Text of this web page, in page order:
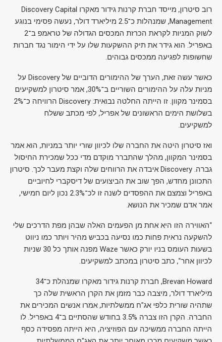
רוב סיטרון, מייסד חברת קרנות גידור מאקרו Discovery Capital
Management, שמנהלות כ־2.5 מיליארד דולר, נעשה פסימי בנוגע
לשוק המניות לקראת הכרזת המכסים הגדולה של טראמפ ב־2
באפריל. הוא גידר את תיק ההשקעות שלו על ידי הימור נגד חברות
שחשופות לפגיעה ממכסים גבוהים.
כאשר עשה זאת, הערך של ההימורים הדוביים של Discovery על
מניות עלה על ההימורים השוריים ב־30%, אמר סיטרון למשקיעים
בסמינר מקוון. זו הייתה החלטה נבואית: Discovery הרוויחה כ־2%
בשלושת הימים הראשונים של אפריל, לפי מכתב ששלח
למשקיעים.
ואז סיטרון היטה את החברה שלו לכיוון שורי יותר במניות, הוא אמר
בסמינר המקוון, מהלך שהתברר מוקדם מדי ככל שמכירת החיסול
גברה. Discovery איבדה את הרווחים שלה וקצת מעבר לכך. סיטרון
התכוונן מחדש, הפך שוב את הביצועים של דיסקברי לחיוביים
באפריל וצמצם את ההפסדים לשנה זו לכ־2.3% נכון ליום חמישי,
אמר אדם שמכיר את הנושא.
"האווירה הזו היא אחת מן הפעמים האלה שבהן מפת הדרכים שלי
להשקעה נראית פחות כמו נסיעה בכביש מהיר ויותר כמו ניווט
בשעות העומס בניו יורק כאשר Waze מפנה אותך כל 30 שניות
לכיוון אחר", כתב סיטרון במכתב למשקיעים.
Brevan Howard, חברת קרנות גידור מאקרו שמנהלת כ־34
מיליארד דולר, מיצבה כבר מזמן את הקרן הראשית שלה כך
שתהיה שורית כלפי אג"ח ממשלתיות, אמרו אנשים המכירים את
החברה. הקרן הזו צברה 3.5% בחודש שהסתיים ב־4 באפריל. לו
הייתה החברה ממשיכה עם הפוזיציה, היא הייתה מפסידה כסף